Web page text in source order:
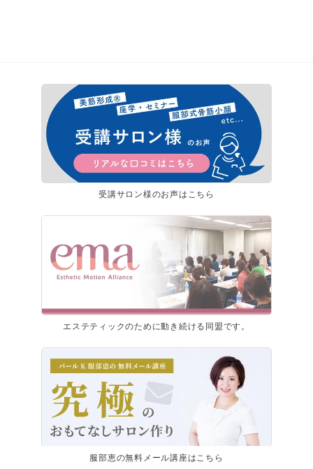
受講サロン様のお声はこちら
エステティックのために動き続ける同盟です。
服部恵の無料メール講座はこちら